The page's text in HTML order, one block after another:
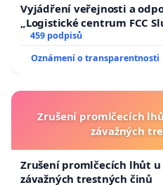
Vyjádření veřejnosti a
„Logistické centrum FCC
459 podpisů
Oznámení o transparentnosti
Zrušení promlčecích
závažných
Zrušení promlčecích lhůt u
závažných trestných činů